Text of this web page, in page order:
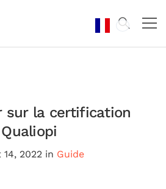
sur la certification
Qualiopi
2022 in Guide